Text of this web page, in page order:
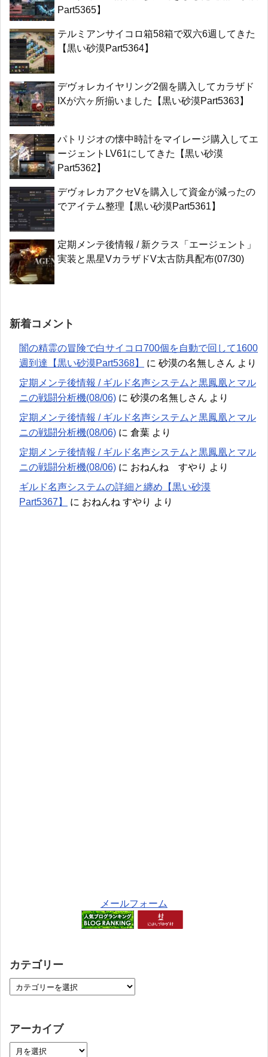
Part5365】
テルミアンサイコロ箱58箱で双六6週してきた
【黒い砂漠Part5364】
デヴォレカイヤリング2個を購入してカラザド
IXが六ヶ所揃いました【黒い砂漠Part5363】
パトリジオの懐中時計をマイレージ購入してエ
ージェントLV61にしてきた【黒い砂漠
Part5362】
デヴォレカアクセVを購入して資金が減ったの
でアイテム整理【黒い砂漠Part5361】
定期メンテ後情報 / 新クラス「エージェント」
実装と黒星VカラザドV太古防具配布(07/30)
新着コメント
闇の精霊の冒険で白サイコロ700個を自動で回して1600
週到達【黒い砂漠Part5368】
に 砂漠の名無しさん より
定期メンテ後情報 / ギルド名声システムと黒鳳凰とマル
ニの戦闘分析機(08/06) に 砂漠の名無しさん より
定期メンテ後情報 / ギルド名声システムと黒鳳凰とマル
ニの戦闘分析機(08/06) に 倉葉 より
定期メンテ後情報 / ギルド名声システムと黒鳳凰とマル
ニの戦闘分析機(08/06) に おねんね すやり より
ギルド名声システムの詳細と纏め【黒い砂漠
Part5367】
に おねんね すやり より
メールフォーム
カテゴリー
アーカイブ